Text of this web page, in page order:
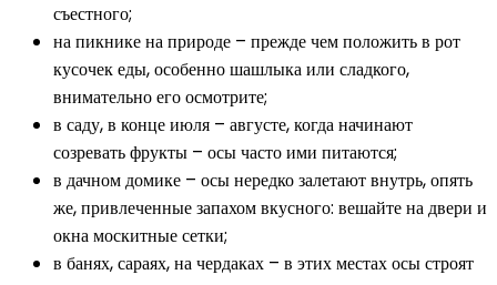
съестного;
на пикнике на природе – прежде чем положить в рот
кусочек еды, особенно шашлыка или сладкого,
внимательно его осмотрите;
в саду, в конце июля – августе, когда начинают
созревать фрукты – осы часто ими питаются;
в дачном домике – осы нередко залетают внутрь, опять
же, привлеченные запахом вкусного: вешайте на двери и
окна москитные сетки;
в банях, сараях, на чердаках – в этих местах осы строят